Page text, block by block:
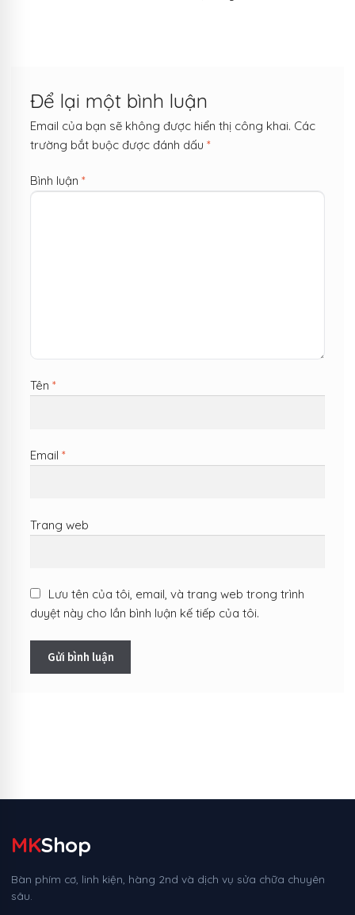
hướng
Để lại một bình luận
Email của bạn sẽ không được hiển thị công khai. Các
trường bắt buộc được đánh dấu*
Bình luận*
Tên*
Email*
Trang web
Lưu tên của tôi, email, và trang web trong trình
duyệt này cho lần bình luận kế tiếp của tôi.
MKShop
Bàn phím cơ, linh kiện, hàng 2nd và dịch vụ sửa chữa chuyên
sâu.